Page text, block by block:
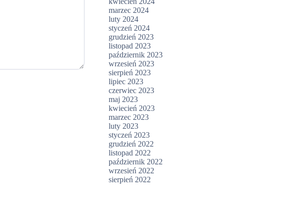
marzec 2024
luty 2024
styczeń 2024
grudzień 2023
listopad 2023
październik 2023
wrzesień 2023
sierpień 2023
lipiec 2023
czerwiec 2023
maj 2023
kwiecień 2023
marzec 2023
luty 2023
styczeń 2023
grudzień 2022
listopad 2022
październik 2022
wrzesień 2022
sierpień 2022